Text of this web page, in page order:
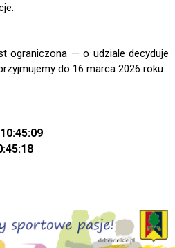
ograniczona — o udziale decyduje
do 16 marca 2026 roku.